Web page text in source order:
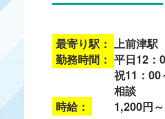
最寄り駅： 上前津駅
勤務時間： 平日12
祝11：00
相談
時給：
1,200円～